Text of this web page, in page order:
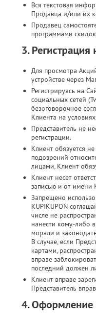
Вся текстовая
Продавца и/или их
Продавец
программами
3. Регистрация
Для просмотра
устройстве через
Регистрируясь на
социальных сетей
безоговорочное
Клиента на
Представитель не
регистрации.
Клиент обязуется
подозрений
лицами, Клиент
Клиент несет
записью и от имени
Запрещено
KUPIKUPON
числе не
нанести кому-либо
морали и
В случае, если
картами,
вправе
последний должен
Клиент вправе
Представитель
4. Оформление